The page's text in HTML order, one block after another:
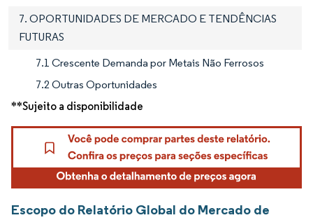
7. OPORTUNIDADES DE MERCADO E TENDÊNCIAS
FUTURAS
7.1 Crescente Demanda por Metais Não Ferrosos
7.2 Outras Oportunidades
**Sujeito a disponibilidade
Escopo do Relatório Global do Mercado de